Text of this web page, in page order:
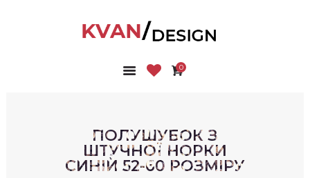
0
ПОЛУШУБОК З
ШТУЧНОЇ НОРКИ
СИНІЙ 52-60 РОЗМІРУ
ГОЛОВНА
ПРО НАС
БЛОГ